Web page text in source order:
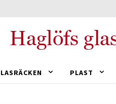
PLAST